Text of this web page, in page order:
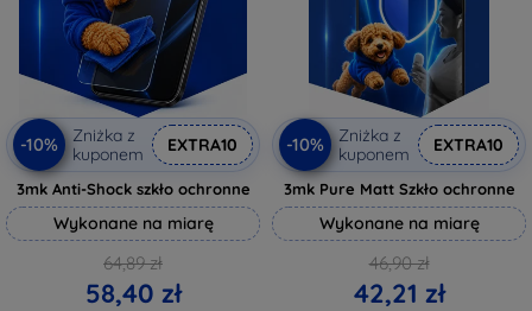
-10%
Zniżka z
kuponem
EXTRA10
3mk Anti-Shock szkło ochronne
Wykonane na miarę
64,89 zł
58,40 zł
-10%
Zniżka z
kuponem
EXTRA10
3mk Pure Matt Szkło ochronne
Wykonane na miarę
46,90 zł
42,21 zł